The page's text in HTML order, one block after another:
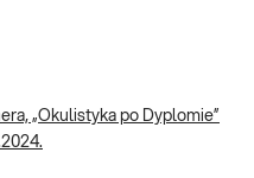
„Okulistyka po Dyplomie”